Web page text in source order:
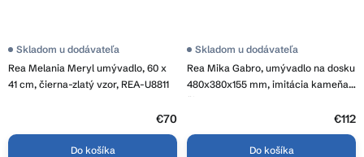
Rea Melania Meryl umývadlo, 60 x
41 cm, čierna-zlatý vzor, REA-U8811
Skladom u dodávateľa
€70
Do košíka
Rea Mika Gabro, umývadlo na dosku
480x380x155 mm, imitácia kameňa-
čierna, REA-U0634
Skladom u dodávateľa
€112
Do košíka